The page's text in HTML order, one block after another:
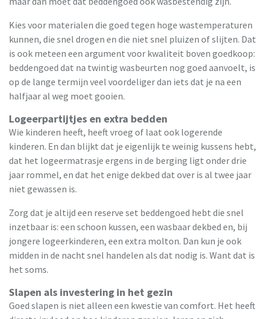
Kies voor materialen die goed tegen hoge wastemperaturen
kunnen, die snel drogen en die niet snel pluizen of slijten. Dat
is ook meteen een argument voor kwaliteit boven goedkoop:
beddengoed dat na twintig wasbeurten nog goed aanvoelt, is
op de lange termijn veel voordeliger dan iets dat je na een
halfjaar al weg moet gooien.
Logeerpartijtjes en extra bedden
Wie kinderen heeft, heeft vroeg of laat ook logerende
kinderen. En dan blijkt dat je eigenlijk te weinig kussens hebt,
dat het logeermatrasje ergens in de berging ligt onder drie
jaar rommel, en dat het enige dekbed dat over is al twee jaar
niet gewassen is.
Zorg dat je altijd een reserve set beddengoed hebt die snel
inzetbaar is: een schoon kussen, een wasbaar dekbed en, bij
jongere logeerkinderen, een extra molton. Dan kun je ook
midden in de nacht snel handelen als dat nodig is. Want dat is
het soms.
Slapen als investering in het gezin
Goed slapen is niet alleen een kwestie van comfort. Het heeft